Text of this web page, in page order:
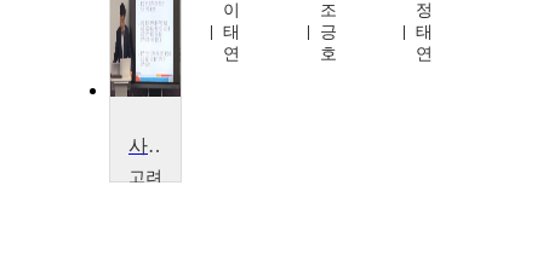
박
준
성
이
태
연
조
긍
호
정
태
연
사회심리학
고려